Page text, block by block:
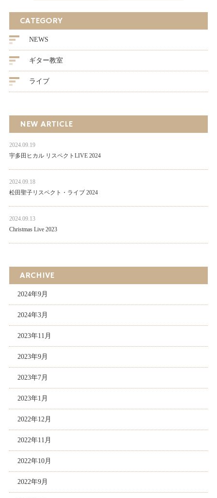
CATEGORY
NEWS
ギター教室
ライブ
NEW ARTICLE
2024.09.19
宇多田ヒカル リスペクトLIVE 2024
2024.09.18
松田聖子リスペクト・ライブ 2024
2024.09.13
Christmas Live 2023
ARCHIVE
2024年9月
2024年3月
2023年11月
2023年9月
2023年7月
2023年1月
2022年12月
2022年11月
2022年10月
2022年9月